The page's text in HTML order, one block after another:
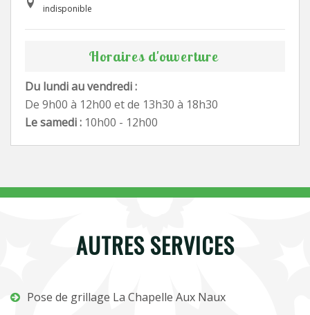
indisponible
Horaires d'ouverture
Du lundi au vendredi :
De 9h00 à 12h00 et de 13h30 à 18h30
Le samedi : 10h00 - 12h00
AUTRES SERVICES
Pose de grillage La Chapelle Aux Naux